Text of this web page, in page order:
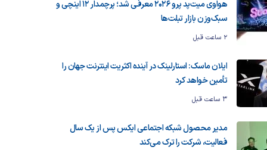
هواوی میت‌پد پرو 2026 معرفی شد؛ پرچمدار ۱۲ اینچی و
سبک‌وزن بازار تبلت‌ها
2 ساعت قبل
ایلان ماسک: استارلینک در آینده اکثریت اینترنت جهان را
تأمین خواهد کرد
3 ساعت قبل
مدیر محصول شبکه اجتماعی ایکس پس از یک سال
فعالیت، شرکت را ترک می‌کند